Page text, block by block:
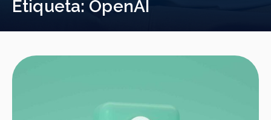
Etiqueta: OpenAI